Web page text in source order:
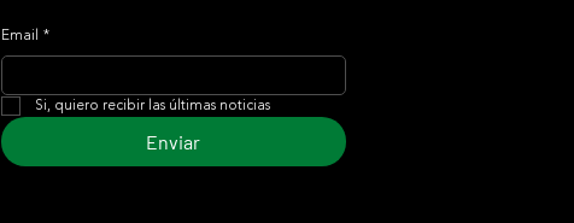
Email *
Si, quiero recibir las últimas noticias
Enviar